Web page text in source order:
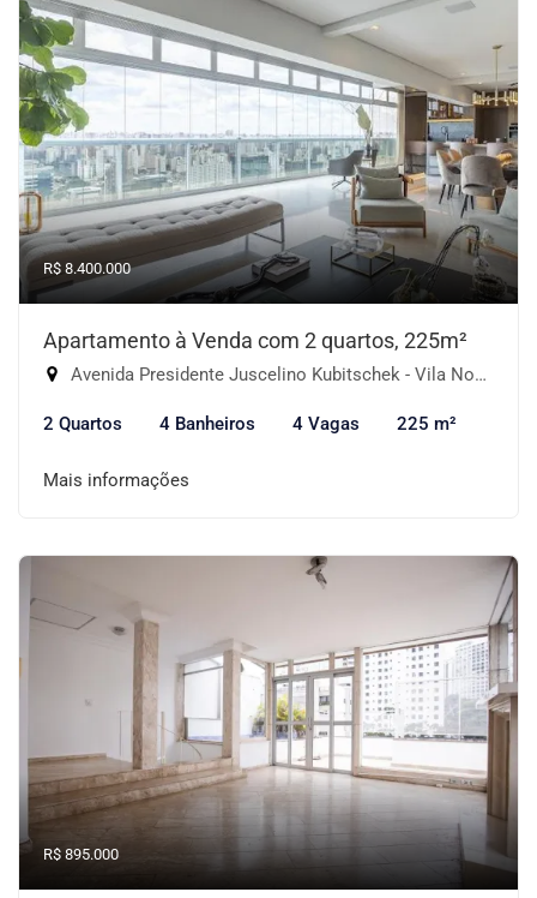
R$ 8.400.000
Apartamento à Venda com 2 quartos, 225m²
Avenida Presidente Juscelino Kubitschek - Vila Nova Conceição, São Paulo-SP
2 Quartos 4 Banheiros 4 Vagas 225 m²
Mais informações
R$ 895.000